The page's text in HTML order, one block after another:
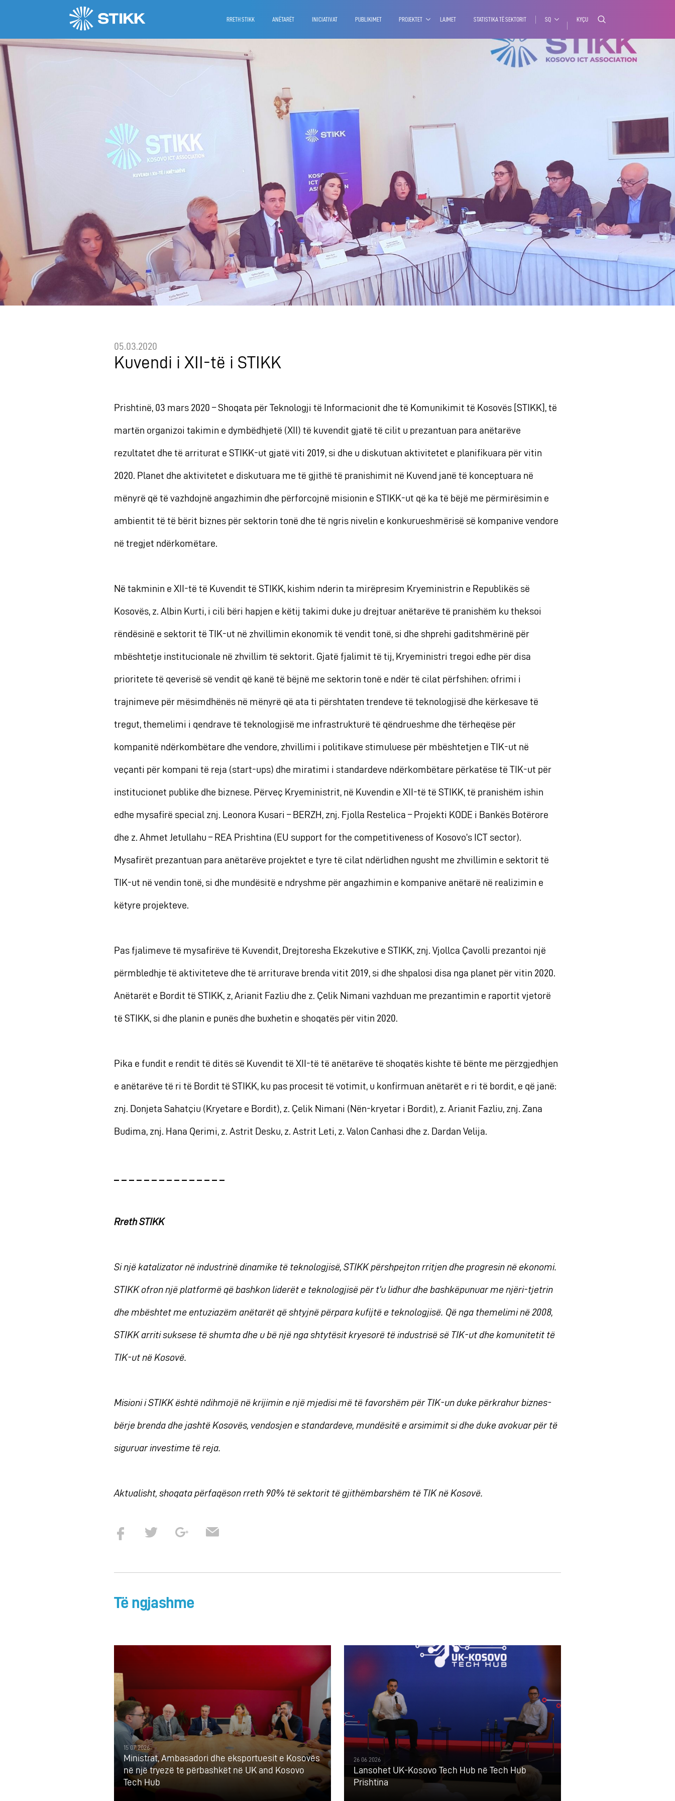
RRETH STIKK ANËTARËT INICIATIVAT PUBLIKIMET PROJEKTET LAJMET STATISTIKA TË SEKTORIT SQ KYÇU
05.03.2020
Kuvendi i XII-të i STIKK
Prishtinë, 03 mars 2020 – Shoqata për Teknologji të Informacionit dhe të Komunikimit të Kosovës [STIKK], të
martën organizoi takimin e dymbëdhjetë (XII) të kuvendit gjatë të cilit u prezantuan para anëtarëve
rezultatet dhe të arriturat e STIKK-ut gjatë viti 2019, si dhe u diskutuan aktivitetet e planifikuara për vitin
2020. Planet dhe aktivitetet e diskutuara me të gjithë të pranishimit në Kuvend janë të konceptuara në
mënyrë që të vazhdojnë angazhimin dhe përforcojnë misionin e STIKK-ut që ka të bëjë me përmirësimin e
ambientit të të bërit biznes për sektorin tonë dhe të ngris nivelin e konkurueshmërisë së kompanive vendore
në tregjet ndërkomëtare.
Në takminin e XII-të të Kuvendit të STIKK, kishim nderin ta mirëpresim Kryeministrin e Republikës së
Kosovës, z. Albin Kurti, i cili bëri hapjen e këtij takimi duke ju drejtuar anëtarëve të pranishëm ku theksoi
rëndësinë e sektorit të TIK-ut në zhvillimin ekonomik të vendit tonë, si dhe shprehi gaditshmërinë për
mbështetje institucionale në zhvillim të sektorit. Gjatë fjalimit të tij, Kryeministri tregoi edhe për disa
prioritete të qeverisë së vendit që kanë të bëjnë me sektorin tonë e ndër të cilat përfshihen: ofrimi i
trajnimeve për mësimdhënës në mënyrë që ata ti përshtaten trendeve të teknologjisë dhe kërkesave të
tregut, themelimi i qendrave të teknologjisë me infrastrukturë të qëndrueshme dhe tërheqëse për
kompanitë ndërkombëtare dhe vendore, zhvillimi i politikave stimuluese për mbështetjen e TIK-ut në
veçanti për kompani të reja (start-ups) dhe miratimi i standardeve ndërkombëtare përkatëse të TIK-ut për
institucionet publike dhe biznese. Përveç Kryeministrit, në Kuvendin e XII-të të STIKK, të pranishëm ishin
edhe mysafirë special znj. Leonora Kusari – BERZH, znj. Fjolla Restelica – Projekti KODE i Bankës Botërore
dhe z. Ahmet Jetullahu – REA Prishtina (EU support for the competitiveness of Kosovo’s ICT sector).
Mysafirët prezantuan para anëtarëve projektet e tyre të cilat ndërlidhen ngusht me zhvillimin e sektorit të
TIK-ut në vendin tonë, si dhe mundësitë e ndryshme për angazhimin e kompanive anëtarë në realizimin e
këtyre projekteve.
Pas fjalimeve të mysafirëve të Kuvendit, Drejtoresha Ekzekutive e STIKK, znj. Vjollca Çavolli prezantoi një
përmbledhje të aktiviteteve dhe të arriturave brenda vitit 2019, si dhe shpalosi disa nga planet për vitin 2020.
Anëtarët e Bordit të STIKK, z, Arianit Fazliu dhe z. Çelik Nimani vazhduan me prezantimin e raportit vjetorë
të STIKK, si dhe planin e punës dhe buxhetin e shoqatës për vitin 2020.
Pika e fundit e rendit të ditës së Kuvendit të XII-të të anëtarëve të shoqatës kishte të bënte me përzgjedhjen
e anëtarëve të ri të Bordit të STIKK, ku pas procesit të votimit, u konfirmuan anëtarët e ri të bordit, e që janë:
znj. Donjeta Sahatçiu (Kryetare e Bordit), z. Çelik Nimani (Nën-kryetar i Bordit), z. Arianit Fazliu, znj. Zana
Budima, znj. Hana Qerimi, z. Astrit Desku, z. Astrit Leti, z. Valon Canhasi dhe z. Dardan Velija.
Rreth STIKK
Si një katalizator në industrinë dinamike të teknologjisë, STIKK përshpejton rritjen dhe progresin në ekonomi.
STIKK ofron një platformë që bashkon liderët e teknologjisë për t’u lidhur dhe bashkëpunuar me njëri-tjetrin
dhe mbështet me entuziazëm anëtarët që shtyjnë përpara kufijtë e teknologjisë. Që nga themelimi në 2008,
STIKK arriti suksese të shumta dhe u bë një nga shtytësit kryesorë të industrisë së TIK-ut dhe komunitetit të
TIK-ut në Kosovë.
Misioni i STIKK është ndihmojë në krijimin e një mjedisi më të favorshëm për TIK-un duke përkrahur biznes-
bërje brenda dhe jashtë Kosovës, vendosjen e standardeve, mundësitë e arsimimit si dhe duke avokuar për të
siguruar investime të reja.
Aktualisht, shoqata përfaqëson rreth 90% të sektorit të gjithëmbarshëm të TIK në Kosovë.
Të ngjashme
15 07 2026
Ministrat, Ambasadori dhe eksportuesit e Kosovës
në një tryezë të përbashkët në UK and Kosovo
Tech Hub
26 06 2026
Lansohet UK-Kosovo Tech Hub në Tech Hub
Prishtina